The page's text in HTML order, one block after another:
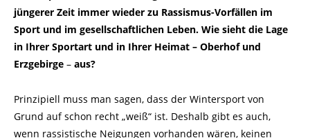
jüngerer Zeit immer wieder zu Rassismus-Vorfällen im
Sport und im gesellschaftlichen Leben. Wie sieht die Lage
in Ihrer Sportart und in Ihrer Heimat – Oberhof und
Erzgebirge – aus?
Prinzipiell muss man sagen, dass der Wintersport von
Grund auf schon recht „weiß“ ist. Deshalb gibt es auch,
wenn rassistische Neigungen vorhanden wären, keinen